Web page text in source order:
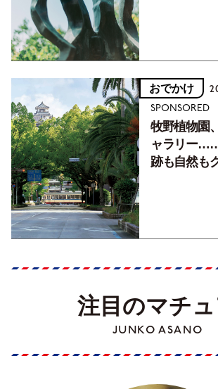
おでかけ
SPONSORED
牧野植物園
ャラリー
跡も自然も
注目のマチ
JUNKO ASANO